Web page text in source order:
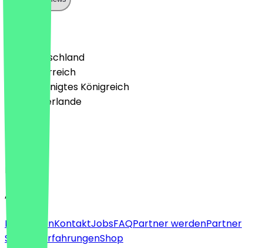
🇩🇪 Deutschland
🇦🇹 Österreich
🇬🇧 Vereinigtes Königreich
🇳🇱 Niederlande
Deutsch
English
About
Für FirmenKontaktJobsFAQPartner werdenPartner
Support
ErfahrungenShop